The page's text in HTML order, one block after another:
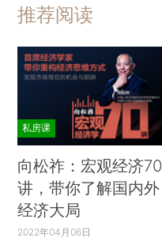
推荐阅读
私房课
向松祚：宏观经济70
讲，带你了解国内外
经济大局
2022年04月06日